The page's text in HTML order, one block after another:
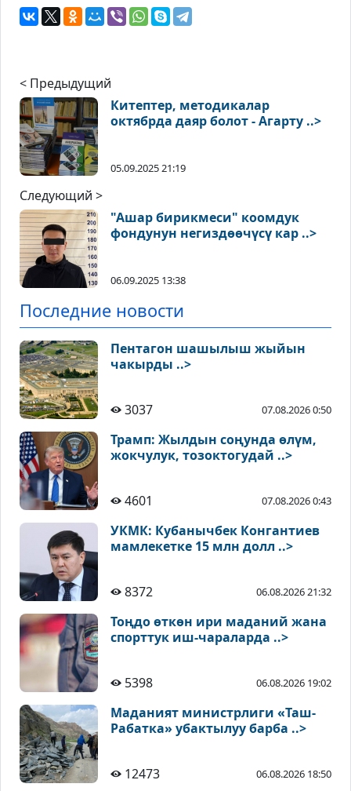
< Предыдущий
Китептер, методикалар
октябрда даяр болот - Агарту ..>
05.09.2025 21:19
Следующий >
"Ашар бирикмеси" коомдук
фондунун негиздөөчүсү кар ..>
06.09.2025 13:38
Последние новости
Пентагон шашылыш жыйын
чакырды ..>
3037 07.08.2026 0:50
Трамп: Жылдын соңунда өлүм,
жокчулук, тозоктогудай ..>
4601 07.08.2026 0:43
УКМК: Кубанычбек Конгантиев
мамлекетке 15 млн долл ..>
8372 06.08.2026 21:32
Тоңдо өткөн ири маданий жана
спорттук иш-чараларда ..>
5398 06.08.2026 19:02
Маданият министрлиги «Таш-
Рабатка» убактылуу барба ..>
12473 06.08.2026 18:50